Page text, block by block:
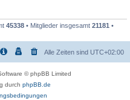
45338 • Mitglieder insgesamt 21181 •
Alle Zeiten sind UTC+02:00
© phpBB Limited
durch phpBB.de